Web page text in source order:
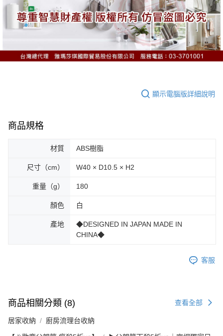
顯示電腦版詳細說明
商品規格
材質 ABS樹脂
尺寸（cm） W40 × D10.5 × H2
重量（g） 180
顏色 白
產地
◆DESIGNED IN JAPAN MADE IN
CHINA◆
客服
商品相關分類 (8) 查看全部
居家收納 廚房流理台收納